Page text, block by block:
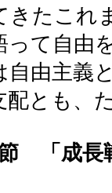
きたこれ
って自由
自由主義
配とも、
「成長